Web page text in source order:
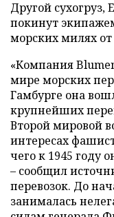
Другой сухогруз,
покинут
морских милях
«Компания
мире морских
Гамбурге она
крупнейших
Второй мировой
интересах
чего к 1945 году
– сообщил
перевозок. До
занималась